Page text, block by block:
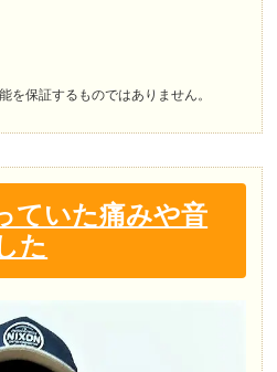
保証するものではありません。
ていた痛みや音
た